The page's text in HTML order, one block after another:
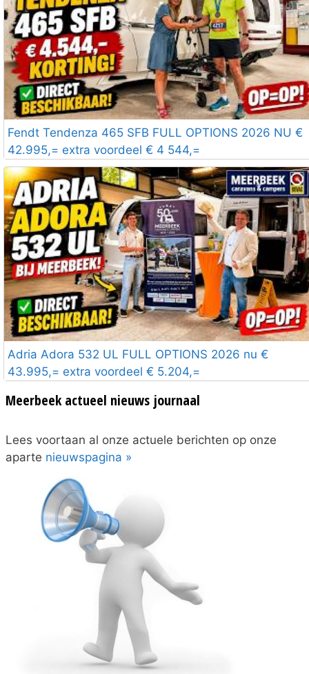
Fendt Tendenza 465 SFB FULL OPTIONS 2026 NU €
42.995,= extra voordeel € 4 544,=
Adria Adora 532 UL FULL OPTIONS 2026 nu €
43.995,= extra voordeel € 5.204,=
Meerbeek actueel nieuws journaal
Lees voortaan al onze actuele berichten op onze
aparte nieuwspagina »